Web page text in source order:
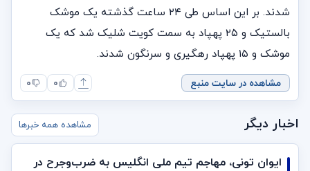
شدند. بر این اساس طی ۲۴ ساعت گذشته یک موشک
بالستیک و ۲۵ پهپاد به سمت کویت شلیک شد که یک
موشک و ۱۵ پهپاد رهگیری و سرنگون شدند.
مشاهده در سایت منبع ۰ ۰
اخبار دیگر مشاهده همه خبرها
ایوان تونی، مهاجم تیم ملی انگلیس به ضرب‌وجرح در